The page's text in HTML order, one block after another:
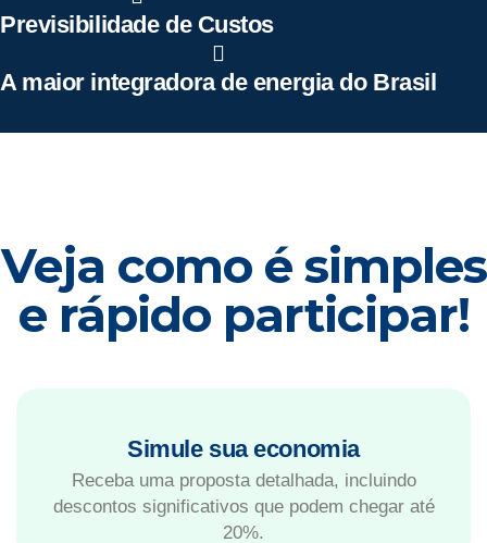
Previsibilidade de Custos
A maior integradora de energia do Brasil
Veja como é simples
e rápido participar!
Simule sua economia
Receba uma proposta detalhada, incluindo
descontos significativos que podem chegar até
20%.